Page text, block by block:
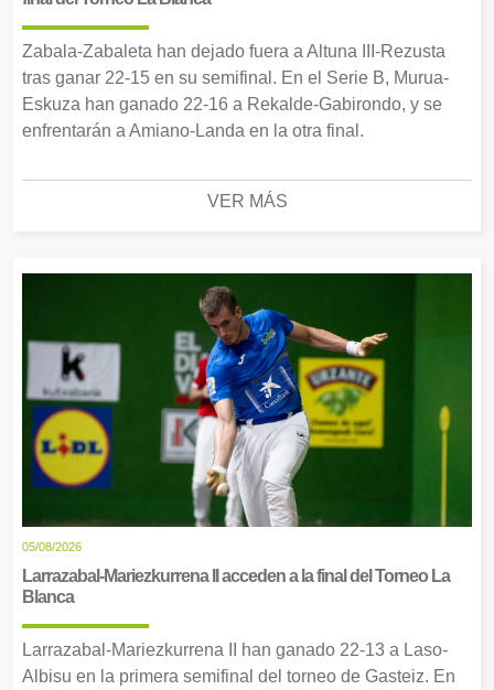
Zabala-Zabaleta han dejado fuera a Altuna III-Rezusta
tras ganar 22-15 en su semifinal. En el Serie B, Murua-
Eskuza han ganado 22-16 a Rekalde-Gabirondo, y se
enfrentarán a Amiano-Landa en la otra final.
VER MÁS
05/08/2026
Larrazabal-Mariezkurrena II acceden a la final del Torneo La
Blanca
Larrazabal-Mariezkurrena II han ganado 22-13 a Laso-
Albisu en la primera semifinal del torneo de Gasteiz. En